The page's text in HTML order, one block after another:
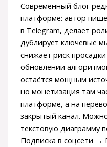
Современный блог
платформе: автор
в Telegram, делает
дублирует ключевые
снижает риск
обновлении
остаётся мощным
но монетизация там
платформе, а на
закрытый канал.
текстовую диаграмму
Подписка в соцсети →